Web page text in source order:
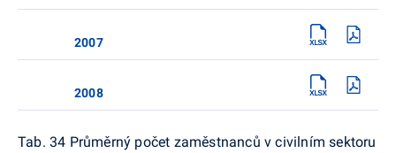
2007
2008
Tab. 34 Průměrný počet zaměstnanců v civilním sektoru